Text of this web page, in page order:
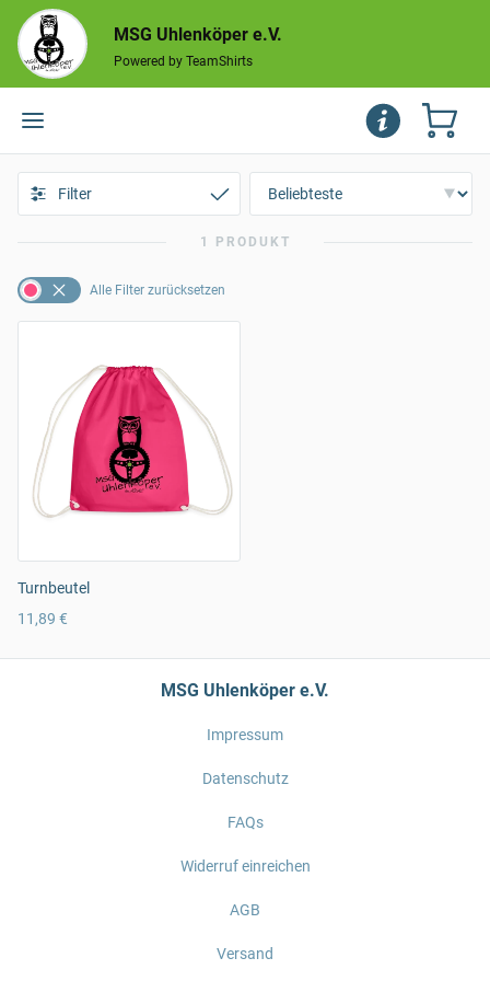
MSG Uhlenköper e.V.
Powered by TeamShirts
Filter
1 PRODUKT
Alle Filter zurücksetzen
Turnbeutel
11,89 €
MSG Uhlenköper e.V.
Impressum
Datenschutz
FAQs
Widerruf einreichen
AGB
Versand